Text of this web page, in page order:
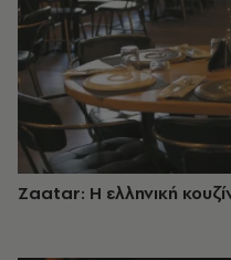
Zaatar: Η ελληνική